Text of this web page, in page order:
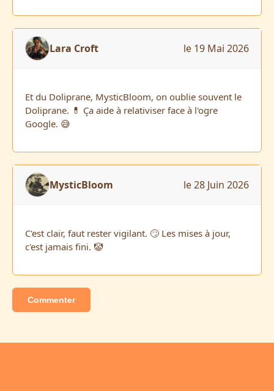
Lara Croft le 19 Mai 2026
Et du Doliprane, MysticBloom, on oublie souvent le
Doliprane. 💊 Ça aide à relativiser face à l'ogre
Google. 😅
MysticBloom le 28 Juin 2026
C'est clair, faut rester vigilant. 🙄 Les mises à jour,
c'est jamais fini. 🤡
Commenter